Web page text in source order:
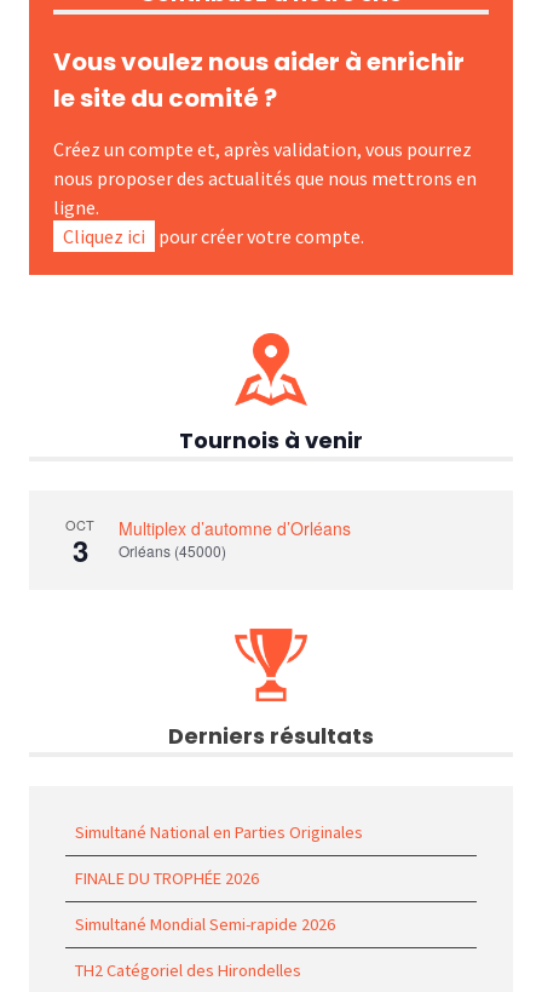
Vous voulez nous aider à enrichir
le site du comité ?
Créez un compte et, après validation, vous pourrez
nous proposer des actualités que nous mettrons en
ligne.
Cliquez ici
pour créer votre compte.
Tournois à venir
OCT
3
Multiplex d’automne d’Orléans
Orléans (45000)
Derniers résultats
Simultané National en Parties Originales
FINALE DU TROPHÉE 2026
Simultané Mondial Semi-rapide 2026
TH2 Catégoriel des Hirondelles